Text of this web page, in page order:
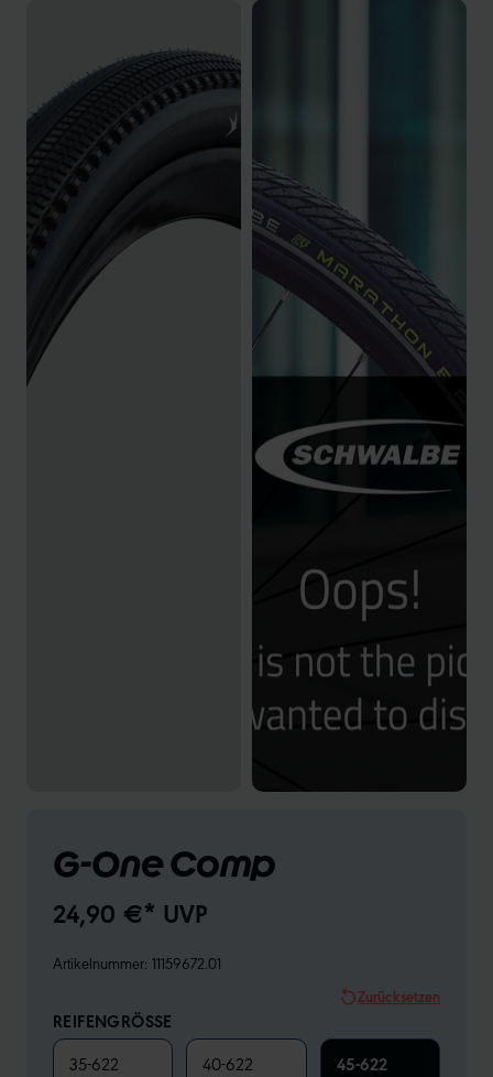
G-One Comp
24,90 €* UVP
Artikelnummer: 11159672.01
Zurücksetzen
REIFENGRÖSSE
35-622 40-622 45-622